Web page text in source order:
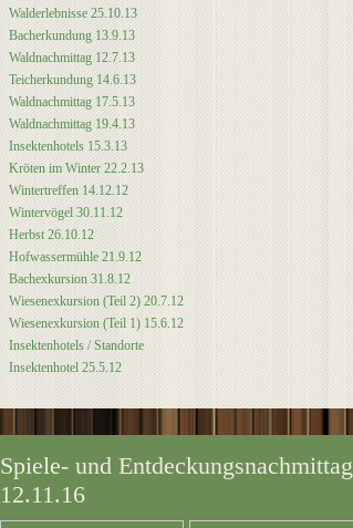
Walderlebnisse 25.10.13
Bacherkundung 13.9.13
Waldnachmittag 12.7.13
Teicherkundung 14.6.13
Waldnachmittag 17.5.13
Waldnachmittag 19.4.13
Insektenhotels 15.3.13
Kröten im Winter 22.2.13
Wintertreffen 14.12.12
Wintervögel 30.11.12
Herbst 26.10.12
Hofwassermühle 21.9.12
Bachexkursion 31.8.12
Wiesenexkursion (Teil 2) 20.7.12
Wiesenexkursion (Teil 1) 15.6.12
Insektenhotels / Standorte
Insektenhotel 25.5.12
Spiele- und Entdeckungsnachmittag
12.11.16